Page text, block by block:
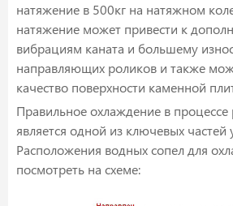
натяжение в 500кг на натяжном
натяжение может привести к
вибрациям каната и большему
направляющих роликов и также
качество поверхности каменной
Правильное охлаждение в процессе
является одной из ключевых частей
Расположения водных сопел для
посмотреть на схеме: